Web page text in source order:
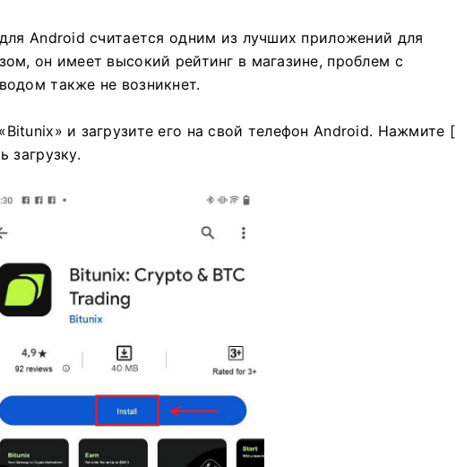
Android считается одним из лучших приложений для
он имеет высокий рейтинг в магазине, проблем с
также не возникнет.
и загрузите его на свой телефон Android. Нажмите [
загрузку.